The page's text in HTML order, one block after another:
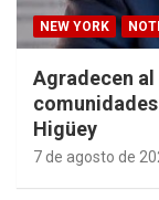
NEW YORK
Agradecen
comunidades
Higüey
7 de agosto de